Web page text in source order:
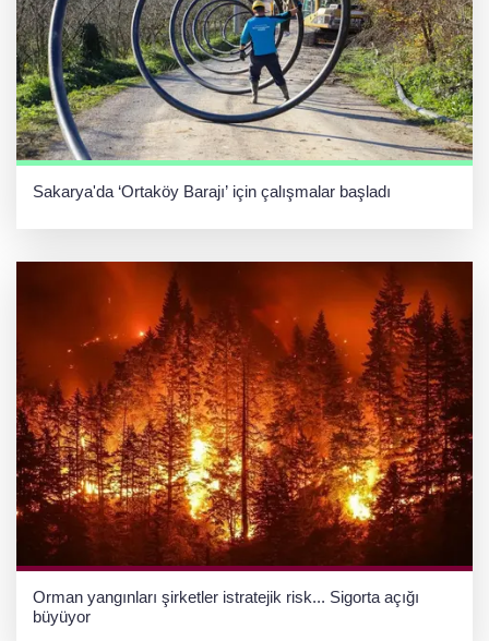
Sakarya'da ‘Ortaköy Barajı’ için çalışmalar başladı
Orman yangınları şirketler istratejik risk... Sigorta açığı
büyüyor